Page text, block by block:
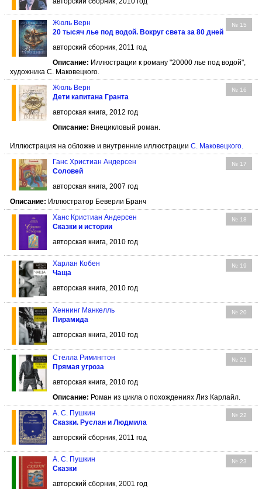
№ 15
Жюль Верн
20 тысяч лье под водой. Вокруг света за 80 дней
авторский сборник, 2011 год
Описание: Иллюстрации к роману "20000 лье под водой",
художника С. Маковецкого.
№ 16
Жюль Верн
Дети капитана Гранта
авторская книга, 2012 год
Описание: Внецикловый роман.
Иллюстрация на обложке и внутренние иллюстрации С. Маковецкого.
№ 17
Ганс Христиан Андерсен
Соловей
авторская книга, 2007 год
Описание: Иллюстратор Беверли Бранч
№ 18
Ханс Кристиан Андерсен
Сказки и истории
авторская книга, 2010 год
№ 19
Харлан Кобен
Чаща
авторская книга, 2010 год
№ 20
Хеннинг Манкелль
Пирамида
авторская книга, 2010 год
№ 21
Стелла Римингтон
Прямая угроза
авторская книга, 2010 год
Описание: Роман из цикла о похождениях Лиз Карлайл.
№ 22
А. С. Пушкин
Сказки. Руслан и Людмила
авторский сборник, 2011 год
№ 23
А. С. Пушкин
Сказки
авторский сборник, 2001 год